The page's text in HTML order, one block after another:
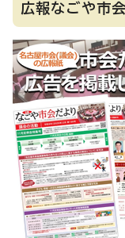
広報なごや市